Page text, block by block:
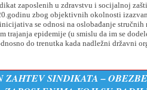
zaposlenih u zdravstvu i socijalnoj
zbog objektivnih okolnosti
se odnosi na oslobađanje
trajanja epidemije (u smislu da im se
do trenutka kada nadležni državni
ZAHTEV SINDIKATA –